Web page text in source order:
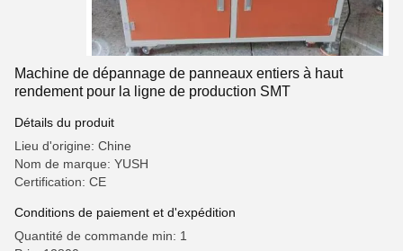
Machine de dépannage de panneaux entiers à haut
rendement pour la ligne de production SMT
Détails du produit
Lieu d'origine: Chine
Nom de marque: YUSH
Certification: CE
Conditions de paiement et d'expédition
Quantité de commande min: 1